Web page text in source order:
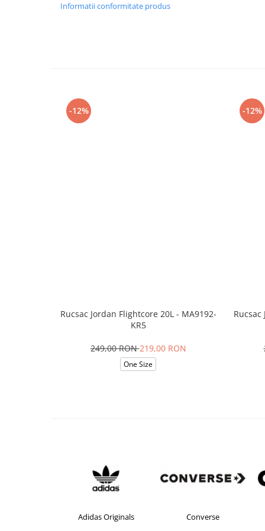
Informatii conformitate produs
-12%
Rucsac Jordan Flightcore 20L - MA9192-
KR5
249,00 RON219,00 RON
One Size
-12%
Rucsac
Converse crocs